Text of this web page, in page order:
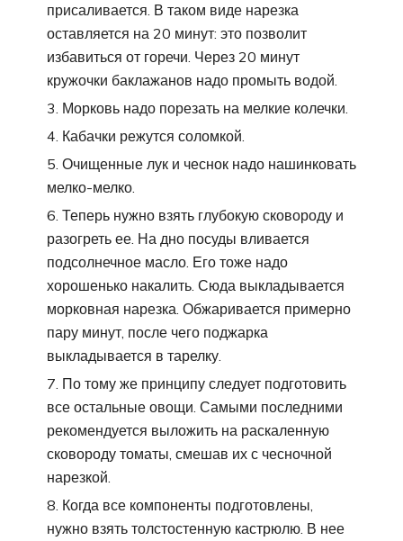
присаливается. В таком виде нарезка
оставляется на 20 минут: это позволит
избавиться от горечи. Через 20 минут
кружочки баклажанов надо промыть водой.
Морковь надо порезать на мелкие колечки.
Кабачки режутся соломкой.
Очищенные лук и чеснок надо нашинковать
мелко-мелко.
Теперь нужно взять глубокую сковороду и
разогреть ее. На дно посуды вливается
подсолнечное масло. Его тоже надо
хорошенько накалить. Сюда выкладывается
морковная нарезка. Обжаривается примерно
пару минут, после чего поджарка
выкладывается в тарелку.
По тому же принципу следует подготовить
все остальные овощи. Самыми последними
рекомендуется выложить на раскаленную
сковороду томаты, смешав их с чесночной
нарезкой.
Когда все компоненты подготовлены,
нужно взять толстостенную кастрюлю. В нее